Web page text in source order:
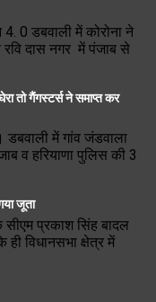
0 डबवाली में कोरोना ने
दास नगर में पंजाब से
तो गैंगस्टर्स ने समाप्त कर
में गांव जंडवाला
व हरियाणा पुलिस की 3
जूता
प्रकाश सिंह बादल
विधानसभा क्षेत्र में